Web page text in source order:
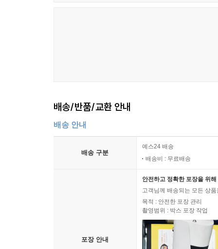
문법 설명
듣기 지문 및 정답
배송/반품/교환 안내
배송 안내
배송 구분
예스24 배송
배송비 : 무료배송
포장 안내
안전하고 정확한 포장을 위
고객님께 배송되는 모든 상
목적 : 안전한 포장 관리
촬영범위 : 박스 포장 작업